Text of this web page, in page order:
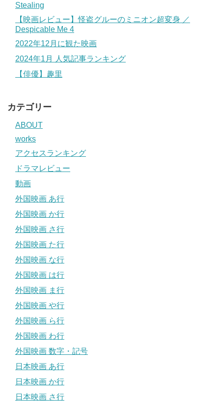
Stealing
【映画レビュー】怪盗グルーのミニオン超変身 ／
Despicable Me 4
2022年12月に観た映画
2024年1月 人気記事ランキング
【俳優】趣里
カテゴリー
ABOUT
works
アクセスランキング
ドラマレビュー
動画
外国映画 あ行
外国映画 か行
外国映画 さ行
外国映画 た行
外国映画 な行
外国映画 は行
外国映画 ま行
外国映画 や行
外国映画 ら行
外国映画 わ行
外国映画 数字・記号
日本映画 あ行
日本映画 か行
日本映画 さ行